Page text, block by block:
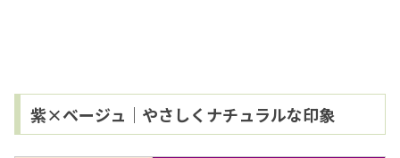
紫×ベージュ｜やさしくナチュラルな印象